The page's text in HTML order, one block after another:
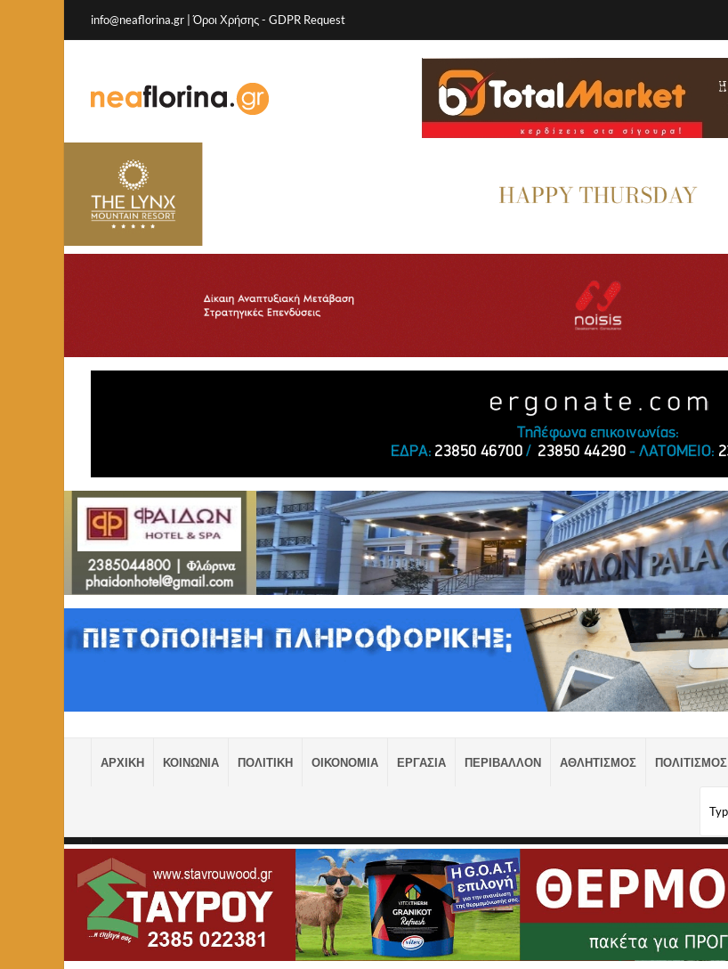
info@neaflorina.gr |Όροι Χρήσης- GDPR Request
ΑΡΧΙΚΗ ΚΟΙΝΩΝΙΑ ΠΟΛΙΤΙΚΗ ΟΙΚΟΝΟΜΙΑ ΕΡΓΑΣΙΑ ΠΕΡΙΒΑΛΛΟΝ ΑΘΛΗΤΙΣΜΟΣ ΠΟΛΙΤΙΣΜΟΣ